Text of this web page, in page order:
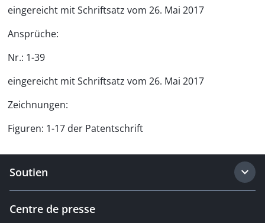
eingereicht mit Schriftsatz vom 26. Mai 2017
Ansprüche:
Nr.: 1-39
eingereicht mit Schriftsatz vom 26. Mai 2017
Zeichnungen:
Figuren: 1-17 der Patentschrift
Soutien
Centre de presse